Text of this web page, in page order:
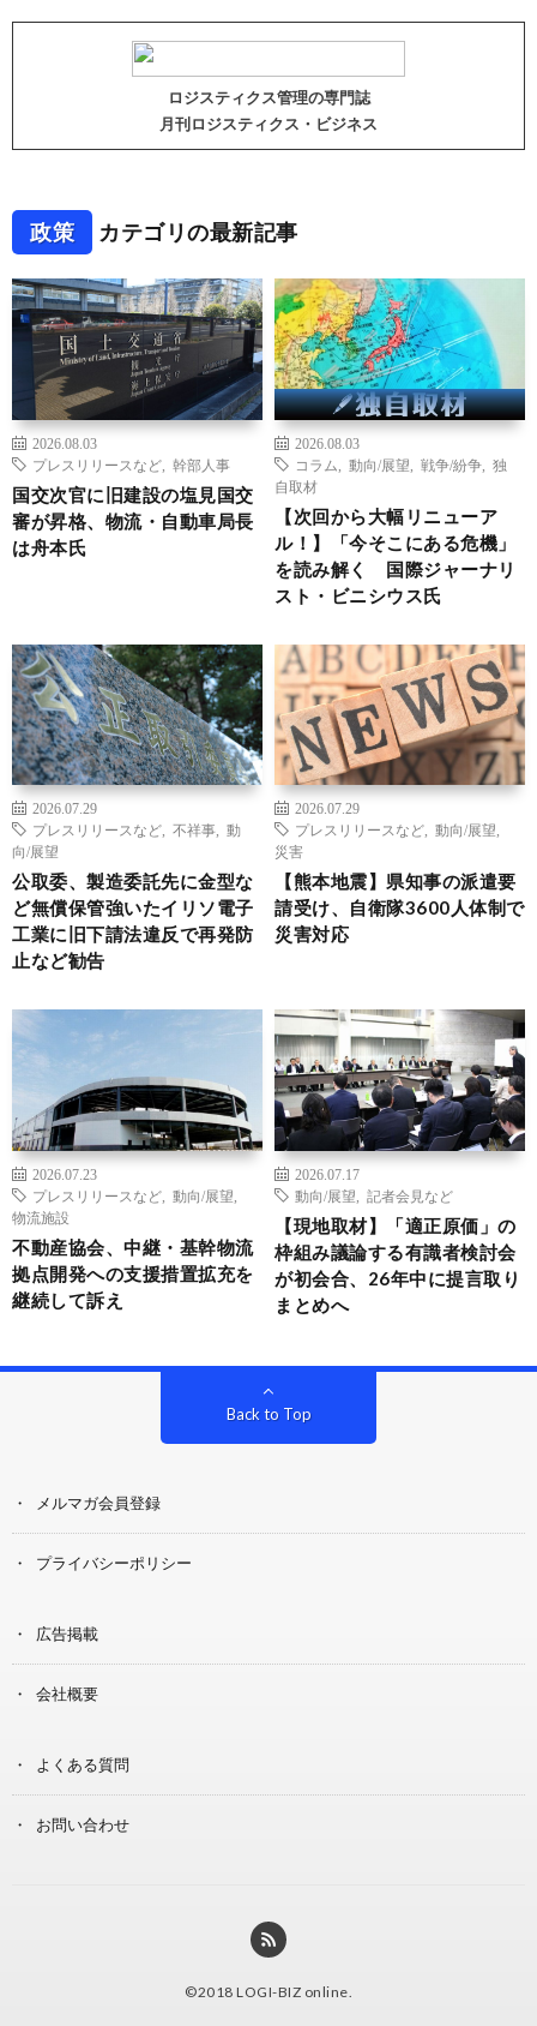
ロジスティクス管理の専門誌
月刊ロジスティクス・ビジネス
政策 カテゴリの最新記事
2026.08.03
プレスリリースなど
幹部人事
国交次官に旧建設の塩見国交
審が昇格、物流・自動車局長
は舟本氏
2026.08.03
コラム
動向/展望 戦争/紛争
独
自取材
【次回から大幅リニューア
ル！】「今そこにある危機」
を読み解く 国際ジャーナリ
スト・ビニシウス氏
2026.07.29
プレスリリースなど
不祥事
動
向/展望
公取委、製造委託先に金型な
ど無償保管強いたイリソ電子
工業に旧下請法違反で再発防
止など勧告
2026.07.29
プレスリリースなど
動向/展望
災害
【熊本地震】県知事の派遣要
請受け、自衛隊3600人体制で
災害対応
2026.07.23
プレスリリースなど
動向/展望
物流施設
不動産協会、中継・基幹物流
拠点開発への支援措置拡充を
継続して訴え
2026.07.17
動向/展望
記者会見など
【現地取材】「適正原価」の
枠組み議論する有識者検討会
が初会合、26年中に提言取り
まとめへ
Back to Top
メルマガ会員登録
プライバシーポリシー
広告掲載
会社概要
よくある質問
お問い合わせ
©2018 LOGI-BIZ online